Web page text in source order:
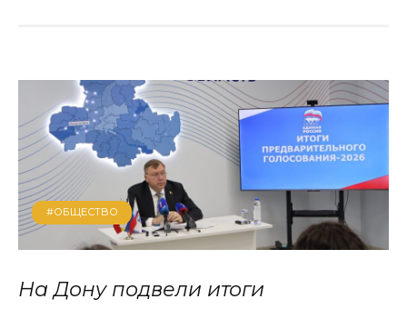
#ОБЩЕСТВО
На Дону подвели итоги